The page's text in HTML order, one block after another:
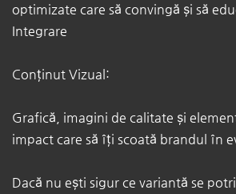
optimizate care să convingă și să
Integrare
Conținut Vizual:
Grafică, imagini de calitate și
impact care să îți scoată brandul în
Dacă nu ești sigur ce variantă se